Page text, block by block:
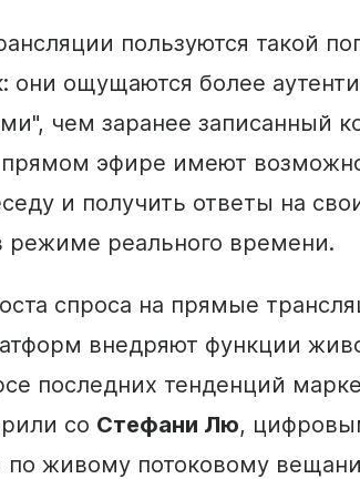
пользуются такой
они ощущаются более
чем заранее записанный
эфире имеют
и получить ответы на
режиме реального времени.
спроса на прямые
внедряют функции
последних тенденций
со Стефани Лю,
по живому потоковому